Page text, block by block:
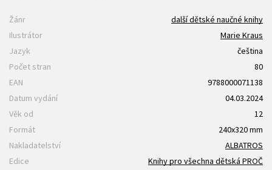
Žánr
další dětské naučné knihy
Ilustrátor
Marie Kraus
Jazyk
čeština
Počet stran
80
EAN
9788000071138
Datum vydání
04.03.2024
Věk od
12
Formát
240x320 mm
Nakladatelství
ALBATROS
Edice
Knihy pro všechna dětská PROČ